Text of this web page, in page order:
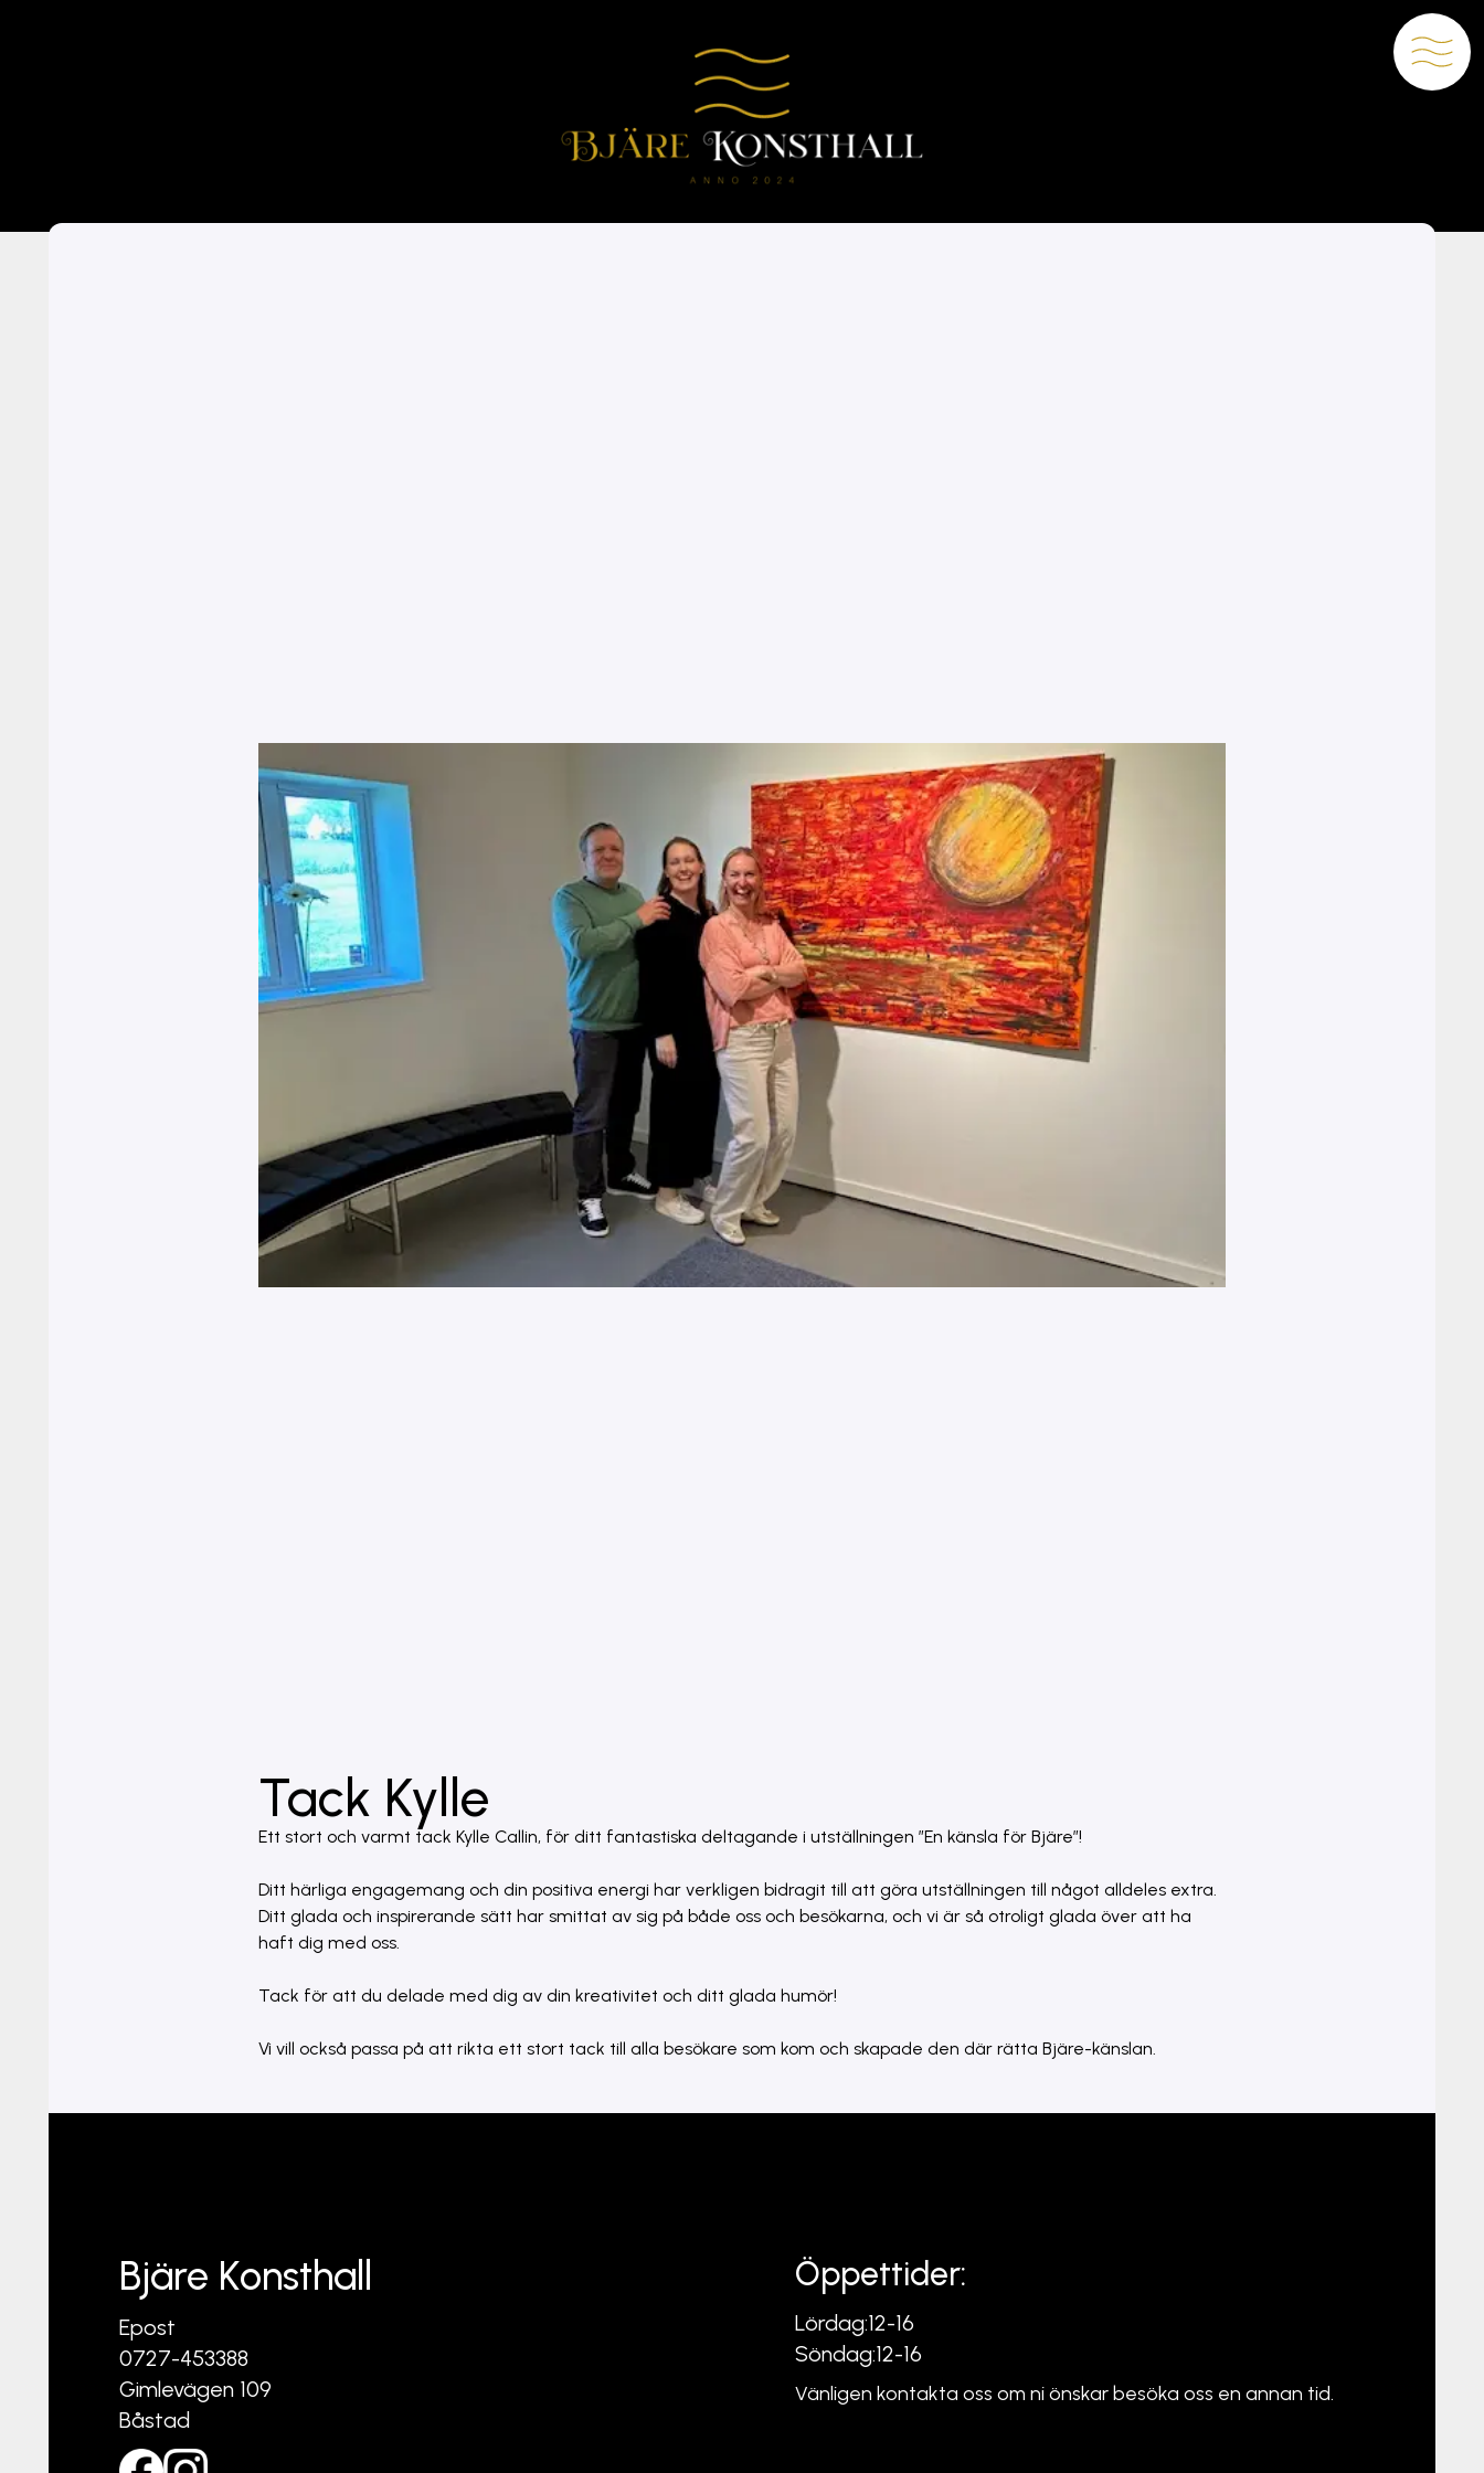
Tack Kylle
Ett stort och varmt tack Kylle Callin, för ditt fantastiska deltagande i utställningen ”En känsla för Bjäre”!
Ditt härliga engagemang och din positiva energi har verkligen bidragit till att göra utställningen till något alldeles extra.
Ditt glada och inspirerande sätt har smittat av sig på både oss och besökarna, och vi är så otroligt glada över att ha
haft dig med oss.
Tack för att du delade med dig av din kreativitet och ditt glada humör!
Vi vill också passa på att rikta ett stort tack till alla besökare som kom och skapade den där rätta Bjäre-känslan.
Bjäre Konsthall
Epost
0727-453388
Gimlevägen 109
Båstad
Öppettider:
Lördag:12-16
Söndag:12-16
Vänligen kontakta oss om ni önskar besöka oss en annan tid.